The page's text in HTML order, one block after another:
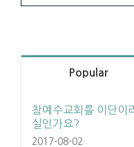
Popular
참예수교회를 이단이
실인가요?
2017-08-02